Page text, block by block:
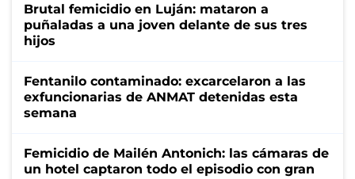
Brutal femicidio en Luján: mataron a
puñaladas a una joven delante de sus tres
hijos
Fentanilo contaminado: excarcelaron a las
exfuncionarias de ANMAT detenidas esta
semana
Femicidio de Mailén Antonich: las cámaras de
un hotel captaron todo el episodio con gran